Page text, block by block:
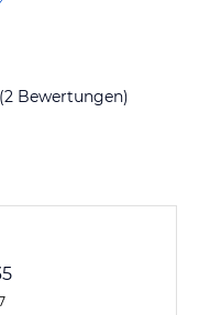
(2 Bewertungen)